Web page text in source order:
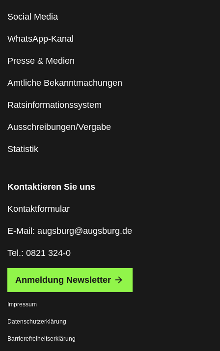
Social Media
WhatsApp-Kanal
Presse & Medien
Amtliche Bekanntmachungen
Ratsinformationssystem
Ausschreibungen/Vergabe
Statistik
Kontaktieren Sie uns
Kontaktformular
E-Mail: augsburg@augsburg.de
Tel.: 0821 324-0
Anmeldung Newsletter
Impressum
Datenschutzerklärung
Barrierefreiheitserklärung